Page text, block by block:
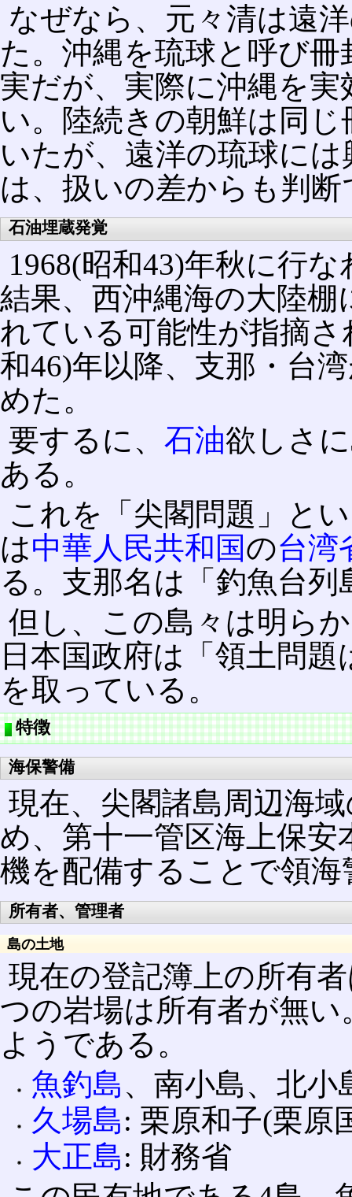
なぜなら、元々清は遠
た。沖縄を琉球と呼び
実だが、実際に沖縄を
い。陸続きの朝鮮は同
いたが、遠洋の琉球に
は、扱いの差からも判断
石油埋蔵発覚
1968(昭和43)年秋に行な
結果、西沖縄海の大陸
れている可能性が指摘
和46)年以降、支那・台
めた。
要するに、石油欲しさ
ある。
これを「尖閣問題」と
は中華人民共和国の台湾
る。支那名は「釣魚台列
但し、この島々は明ら
日本国政府は「領土問
を取っている。
特徴
海保警備
現在、尖閣諸島周辺海
め、第十一管区海上保
機を配備することで領
所有者、管理者
島の土地
現在の登記簿上の所有
つの岩場は所有者が無
ようである。
魚釣島、南小島、北小
久場島: 栗原和子(栗原
大正島: 財務省